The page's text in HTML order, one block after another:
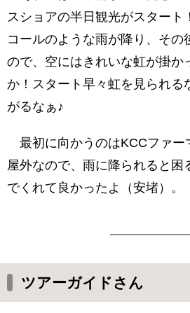
スショアの半日観光がスタート
コールのような雨が降り、その
ので、空にはきれいな虹が掛か
か！スタート早々虹を見られる
がるなぁ♪
最初に向かうのはKCCファー
屋外なので、雨に降られると困
でくれて良かったよ（安堵）。
ツアーガイドさん